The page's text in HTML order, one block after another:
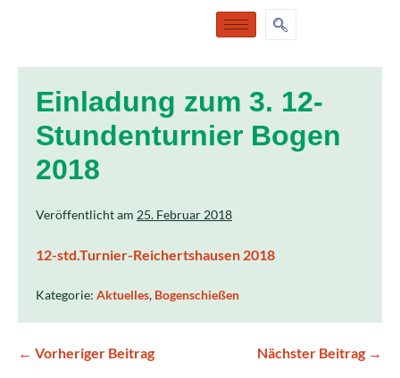
Einladung zum 3. 12-
Stundenturnier Bogen
2018
Veröffentlicht am 25. Februar 2018
12-std.Turnier-Reichertshausen 2018
Kategorie: Aktuelles, Bogenschießen
← Vorheriger Beitrag Nächster Beitrag →